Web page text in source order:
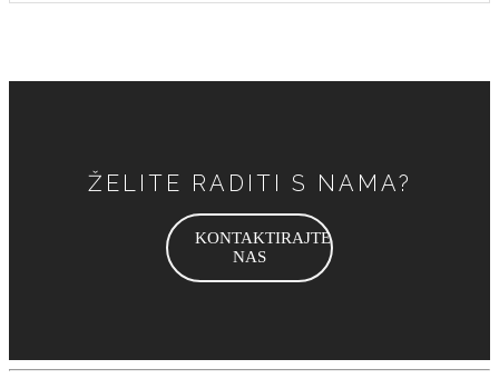
ŽELITE RADITI S NAMA?
KONTAKTIRAJTE
NAS